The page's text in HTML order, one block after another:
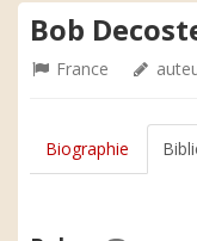
Bob
France
Biographie